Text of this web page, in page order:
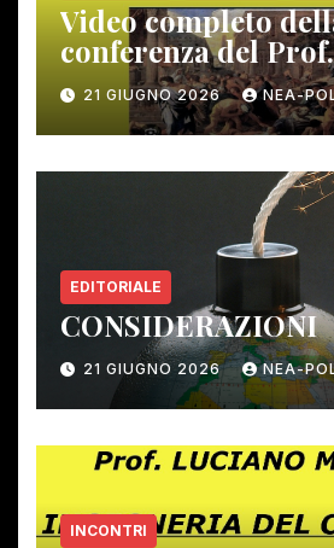
Video completo
conferenza del
12 giugno scorso
21 GIUGNO 2026 NEA-
EDITORIALE
CONSIDERAZIONI
21 GIUGNO 2026 NEA-
INCONTRI